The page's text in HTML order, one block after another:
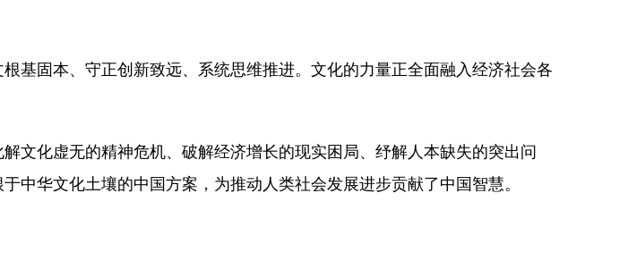
固本、守正创新致远、系统思维推进。文化的力量正全面融入经济社会各
化虚无的精神危机、破解经济增长的现实困局、纾解人本缺失的突出问
华文化土壤的中国方案，为推动人类社会发展进步贡献了中国智慧。